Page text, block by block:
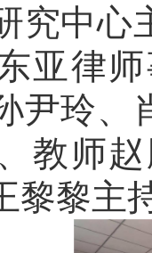
究中心
亚律
尹玲、
教师
黎黎主